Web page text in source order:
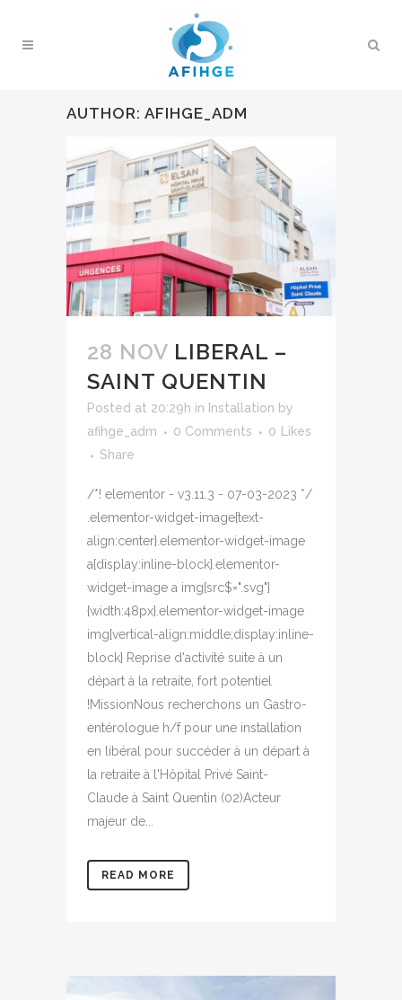
AUTHOR: AFIHGE_ADM
28 NOV LIBERAL –
SAINT QUENTIN
Posted at 20:29h in Installation by
afihge_adm
0 Comments 0
Likes
Share
/*! elementor - v3.11.3 - 07-03-2023 */
.elementor-widget-image{text-
align:center}.elementor-widget-image
a{display:inline-block}.elementor-
widget-image a img[src$=".svg"]
{width:48px}.elementor-widget-image
img{vertical-align:middle;display:inline-
block} Reprise d'activité suite à un
départ à la retraite, fort potentiel
!MissionNous recherchons un Gastro-
entérologue h/f pour une installation
en libéral pour succéder à un départ à
la retraite à l'Hôpital Privé Saint-
Claude à Saint Quentin (02)Acteur
majeur de...
READ MORE